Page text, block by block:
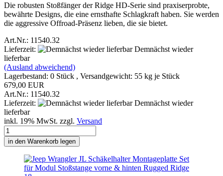
Die robusten Stoßfänger der Ridge HD-Serie sind praxiserprobte,
bewährte Designs, die eine ernsthafte Schlagkraft haben. Sie werden
die aggressive Offroad-Präsenz lieben, die sie bietet.
Art.Nr.: 11540.32
Lieferzeit:
Demnächst wieder
lieferbar
(Ausland abweichend)
Lagerbestand: 0 Stück , Versandgewicht: 55 kg je Stück
679,00 EUR
Art.Nr.: 11540.32
Lieferzeit:
Demnächst wieder
lieferbar
inkl. 19% MwSt. zzgl. Versand
in den Warenkorb legen